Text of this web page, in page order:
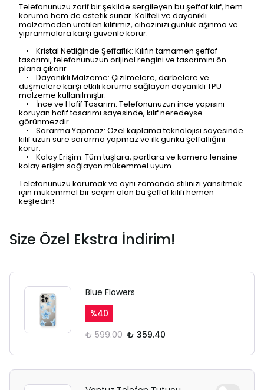
Telefonunuzu zarif bir şekilde sergileyen bu şeffaf kılıf, hem
koruma hem de estetik sunar. Kaliteli ve dayanıklı
malzemeden üretilen kılıfımız, cihazınızı günlük aşınma ve
yıpranmalara karşı güvenle korur.
• Kristal Netliğinde Şeffaflık: Kılıfın tamamen şeffaf
tasarımı, telefonunuzun orijinal rengini ve tasarımını ön
plana çıkarır.
• Dayanıklı Malzeme: Çizilmelere, darbelere ve
düşmelere karşı etkili koruma sağlayan dayanıklı TPU
malzeme kullanılmıştır.
• İnce ve Hafif Tasarım: Telefonunuzun ince yapısını
koruyan hafif tasarımı sayesinde, kılıf neredeyse
görünmezdir.
• Sararma Yapmaz: Özel kaplama teknolojisi sayesinde
kılıf uzun süre sararma yapmaz ve ilk günkü şeffaflığını
korur.
• Kolay Erişim: Tüm tuşlara, portlara ve kamera lensine
kolay erişim sağlayan mükemmel uyum.
Telefonunuzu korumak ve aynı zamanda stilinizi yansıtmak
için mükemmel bir seçim olan bu şeffaf kılıfı hemen
keşfedin!
Size Özel Ekstra İndirim!
Blue Flowers
%40
₺ 599.00 ₺ 359.40